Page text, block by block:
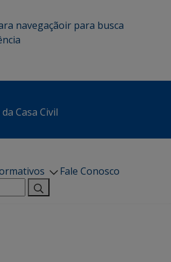
navegaçãoir para busca
Casa Civil
Fale Conosco